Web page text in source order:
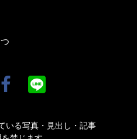
いる写真・見出し・記事